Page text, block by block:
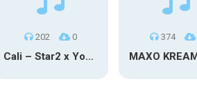
202 0
Cali – Star2 x Young Henny
374